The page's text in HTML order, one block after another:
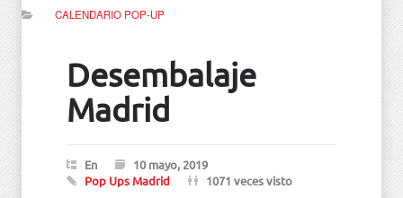
CALENDARIO POP-UP
Desembalaje
Madrid
En
10 mayo, 2019
Pop Ups Madrid
1071 veces visto